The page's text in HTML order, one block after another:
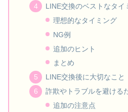
LINE交換のベストなタイ
理想的なタイミング
NG例
追加のヒント
まとめ
LINE交換後に大切なこと
詐欺やトラブルを避ける
追加の注意点